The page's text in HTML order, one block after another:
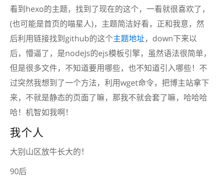
看到hexo的主题，找到了现在的这个，一看就很喜欢了，
(也可能是首页的喵星人)，主题简洁好看，正和我意，然
后利用链接找到github的这个主题地址，down下来以
后，懵逼了，是nodeJs的ejs模板引擎，虽然语法很简单，
但是很多文件，不知道要用哪些，也不知道引入哪些！不
过突然我想到了一个方法，利用wget命令，把博主站拿下
来，不就是静态的页面了嘛，那我不就会套了嘛，哈哈哈
哈！机智如我啊！
我个人
大别山区放牛长大的！
90后